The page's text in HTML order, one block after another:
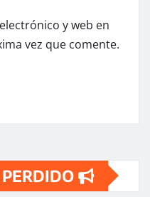
y web en
vez que comente.